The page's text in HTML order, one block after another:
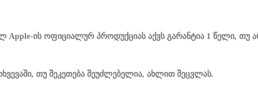
Apple-ის ოფიციალურ პროდუქციას აქვს გარანტია 1 წელი, თუ
თუ შეკეთება შეუძლებელია, ახლით შეცვლას.